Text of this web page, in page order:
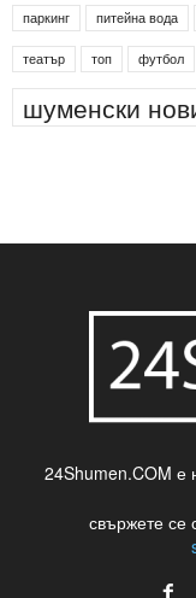
паркинг питейна вода
театър топ футбол
шуменски
24Shumen.COM е
свържете се